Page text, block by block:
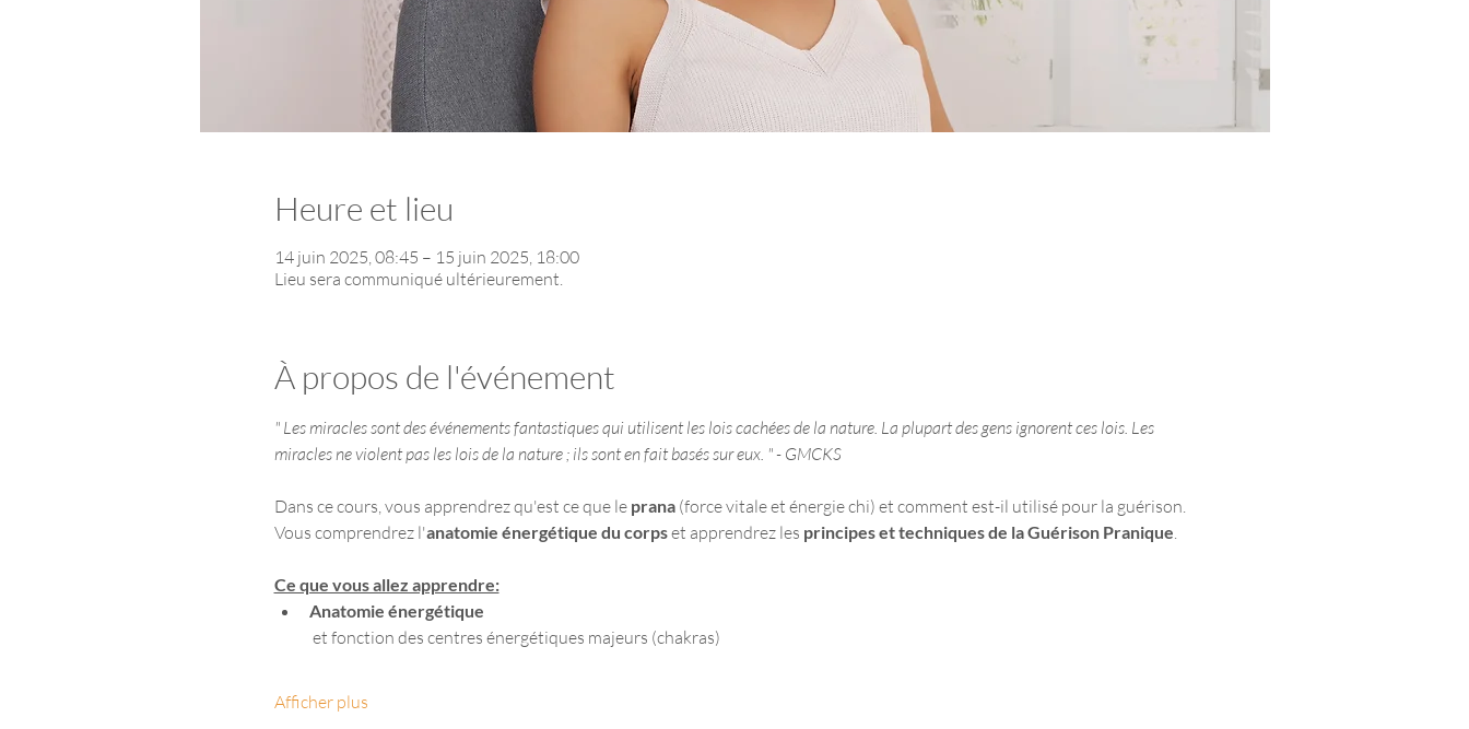
Heure et lieu
14 juin 2025, 08:45 – 15 juin 2025, 18:00
Lieu sera communiqué ultérieurement.
À propos de l'événement
" Les miracles sont des événements fantastiques qui utilisent les lois cachées de la nature. La plupart des gens ignorent ces lois. Les
miracles ne violent pas les lois de la nature ; ils sont en fait basés sur eux. " - GMCKS
Dans ce cours, vous apprendrez qu'est ce que le prana (force vitale et énergie chi) et comment est-il utilisé pour la guérison.
Vous comprendrez l'anatomie énergétique du corps et apprendrez les principes et techniques de la Guérison Pranique.
Ce que vous allez apprendre:
Anatomie énergétique
et fonction des centres énergétiques majeurs (chakras)
Afficher plus